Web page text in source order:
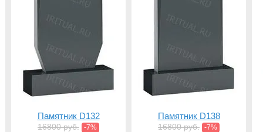
Памятник D132
16800 руб. -7%
Памятник D138
16800 руб. -7%